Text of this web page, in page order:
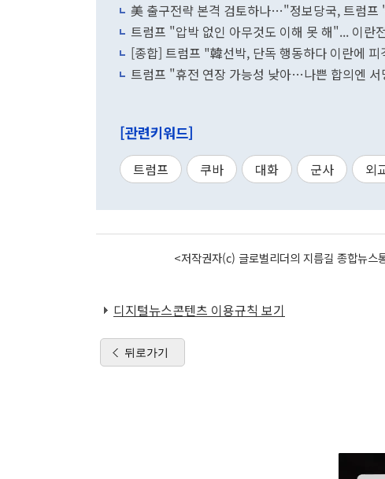
美 출구전략 본격 검토하나…"정보당국, 트럼프
트럼프 "압박 없인 아무것도 이해 못 해"... 이란
[종합] 트럼프 "韓선박, 단독 행동하다 이란에
트럼프 "휴전 연장 가능성 낮아…나쁜 합의엔 서
[관련키워드]
트럼프 쿠바 대화 군사 외
<저작권자(c) 글로벌리더의 지름길 종합뉴
디지털뉴스콘텐츠 이용규칙 보기
뒤로가기